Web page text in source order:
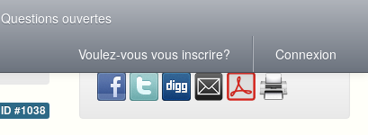
Questions ouvertes
Voulez-vous vous inscrire?
Connexion
ID #1038